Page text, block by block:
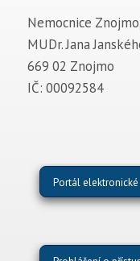
Nemocnice
MUDr. Jana
669 02 Znojmo
IČ: 00092584
Portál elektronické